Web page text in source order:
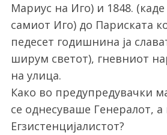
Мариус на Иго) и 1848.
самиот Иго) до Париската
педесет годишнина ја
ширум светот), гневниот
на улица.
Како во предупредувачки
се однесуваше Генералот, а
Егзистенцијалистот?